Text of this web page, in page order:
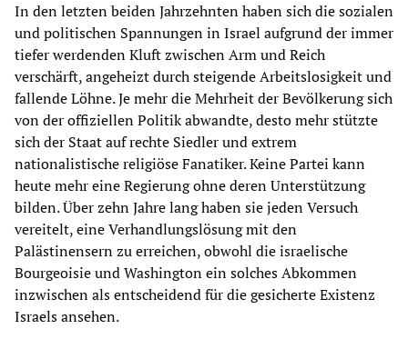
In den letzten beiden Jahrzehnten haben sich die sozialen
und politischen Spannungen in Israel aufgrund der immer
tiefer werdenden Kluft zwischen Arm und Reich
verschärft, angeheizt durch steigende Arbeitslosigkeit und
fallende Löhne. Je mehr die Mehrheit der Bevölkerung sich
von der offiziellen Politik abwandte, desto mehr stützte
sich der Staat auf rechte Siedler und extrem
nationalistische religiöse Fanatiker. Keine Partei kann
heute mehr eine Regierung ohne deren Unterstützung
bilden. Über zehn Jahre lang haben sie jeden Versuch
vereitelt, eine Verhandlungslösung mit den
Palästinensern zu erreichen, obwohl die israelische
Bourgeoisie und Washington ein solches Abkommen
inzwischen als entscheidend für die gesicherte Existenz
Israels ansehen.